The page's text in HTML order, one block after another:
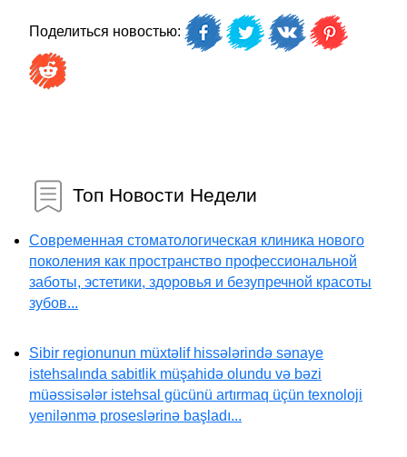
Поделиться новостью:
Топ Новости Недели
Современная стоматологическая клиника нового
поколения как пространство профессиональной
заботы, эстетики, здоровья и безупречной красоты
зубов...
Sibir regionunun müxtəlif hissələrində sənaye
istehsalında sabitlik müşahidə olundu və bəzi
müəssisələr istehsal gücünü artırmaq üçün texnoloji
yenilənmə proseslərinə başladı...